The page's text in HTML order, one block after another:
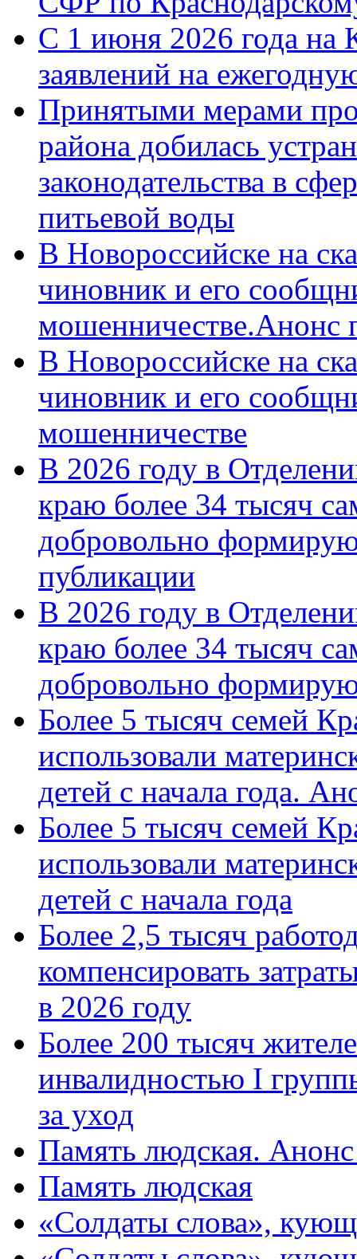
С 1 июня 2026 года на
заявлений на
Принятыми мерами
района добилась
законодательства в
питьевой воды
В Новороссийске на
чиновник и его
мошенничестве.Анонс
В Новороссийске на
чиновник и его
мошенничестве
В 2026 году в
краю более 34 тысяч
добровольно
публикации
В 2026 году в
краю более 34 тысяч
добровольно
Более 5 тысяч семей
использовали
детей с начала года.
Более 5 тысяч семей
использовали
детей с начала года
Более 2,5 тысяч
компенсировать
в 2026 году
Более 200 тысяч
инвалидностью I
за уход
Память людская.
Память людская
«Солдаты слова»,